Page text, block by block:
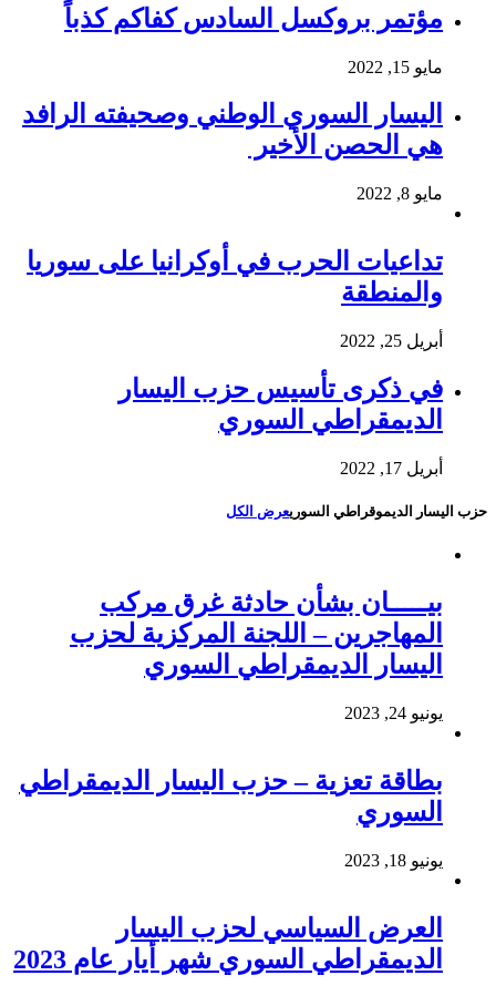
مؤتمر بروكسل السادس كفاكم كذباً
مايو 15, 2022
اليسار السوري الوطني وصحيفته الرافد
هي الحصن الأخير
مايو 8, 2022
تداعيات الحرب في أوكرانيا على سوريا
والمنطقة
أبريل 25, 2022
في ذكرى تأسيس حزب اليسار
الديمقراطي السوري
أبريل 17, 2022
حزب اليسار الديموقراطي السوريعرض الكل
بيـــــان بشأن حادثة غرق مركب
المهاجرين – اللجنة المركزية لحزب
اليسار الديمقراطي السوري
يونيو 24, 2023
بطاقة تعزية – حزب اليسار الديمقراطي
السوري
يونيو 18, 2023
العرض السياسي لحزب اليسار
الديمقراطي السوري شهر أيار عام 2023